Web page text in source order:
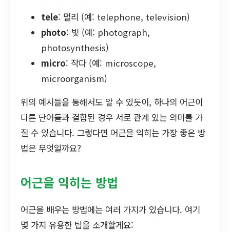
tele: 멀리 (예: telephone, television)
photo: 빛 (예: photograph,
photosynthesis)
micro: 작다 (예: microscope,
microorganism)
위의 예시들을 통해서도 알 수 있듯이, 하나의 어근이
다른 단어들과 결합된 경우 서로 관계 있는 의미를 가
질 수 있습니다. 그렇다면 어근을 익히는 가장 좋은 방
법은 무엇일까요?
어근을 익히는 방법
어근을 배우는 방법에는 여러 가지가 있습니다. 여기
몇 가지 유용한 팁을 소개할게요: